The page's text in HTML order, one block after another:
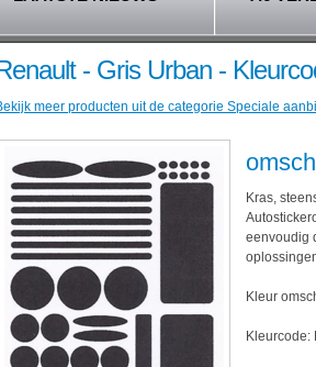
- Gris Urban -
meer producten uit de categorie Speciale
Kras,
eenvoudig
Kleur
Kleurcode: